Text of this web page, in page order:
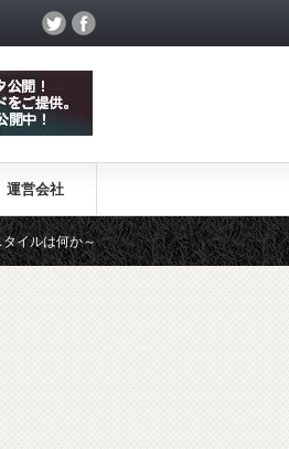
運営会社
【一覧】J1・J2・J3リーグ「退